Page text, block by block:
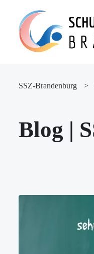
SSZ-Brandenburg >
Blog |